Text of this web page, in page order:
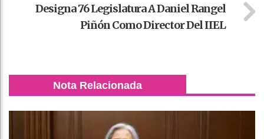
Designa 76 Legislatura A Daniel Rangel
Piñón Como Director Del IIEL
Nota Relacionada